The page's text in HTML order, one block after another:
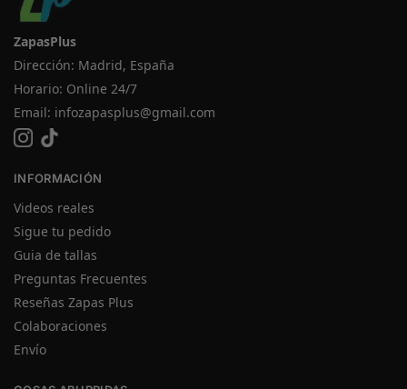
ZapasPlus
Dirección: Madrid, España
Horario: Online 24/7
Email: infozapasplus@gmail.com
INFORMACIÓN
Videos reales
Sigue tu pedido
Guia de tallas
Preguntas Frecuentes
Reseñas Zapas Plus
Colaboraciones
Envío